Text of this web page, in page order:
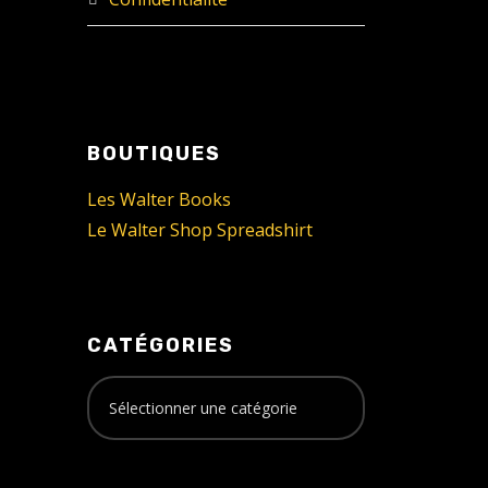
BOUTIQUES
Les Walter Books
Le Walter Shop Spreadshirt
CATÉGORIES